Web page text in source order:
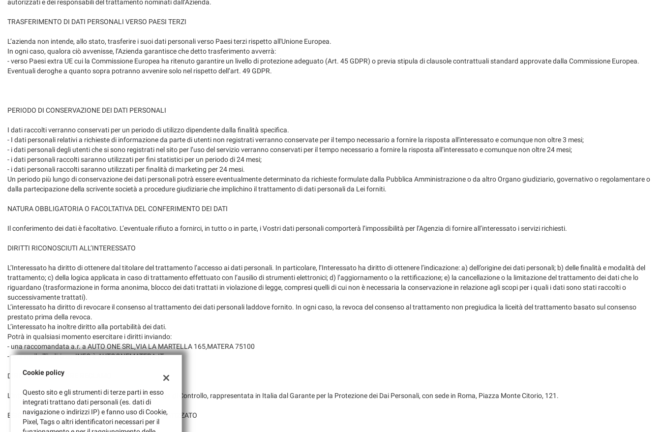
autorizzati e dei responsabili del trattamento nominati dall’Azienda.
TRASFERIMENTO DI DATI PERSONALI VERSO PAESI TERZI
L’azienda non intende, allo stato, trasferire i suoi dati personali verso Paesi terzi rispetto all'Unione Europea.
In ogni caso, qualora ciò avvenisse, l’Azienda garantisce che detto trasferimento avverrà:
- verso Paesi extra UE cui la Commissione Europea ha ritenuto garantire un livello di protezione adeguato (Art. 45 GDPR) o previa stipula di clausole contrattuali standard approvate dalla Commissione Europea.
Eventuali deroghe a quanto sopra potranno avvenire solo nel rispetto dell’art. 49 GDPR.
PERIODO DI CONSERVAZIONE DEI DATI PERSONALI
I dati raccolti verranno conservati per un periodo di utilizzo dipendente dalla finalità specifica.
- I dati personali relativi a richieste di informazione da parte di utenti non registrati verranno conservate per il tempo necessario a fornire la risposta all'interessato e comunque non oltre 3 mesi;
- i dati personali degli utenti che si sono registrati nel sito per l’uso del servizio verranno conservati per il tempo necessario a fornire la risposta all’interessato e comunque non oltre 24 mesi;
- i dati personali raccolti saranno utilizzati per fini statistici per un periodo di 24 mesi;
- i dati personali raccolti saranno utilizzati per finalità di marketing per 24 mesi.
Un periodo più lungo di conservazione dei dati personali potrà essere eventualmente determinato da richieste formulate dalla Pubblica Amministrazione o da altro Organo giudiziario, governativo o regolamentare o
dalla partecipazione della scrivente società a procedure giudiziarie che implichino il trattamento di dati personali da Lei forniti.
NATURA OBBLIGATORIA O FACOLTATIVA DEL CONFERIMENTO DEI DATI
Il conferimento dei dati è facoltativo. L’eventuale rifiuto a fornirci, in tutto o in parte, i Vostri dati personali comporterà l’impossibilità per l’Agenzia di fornire all’interessato i servizi richiesti.
DIRITTI RICONOSCIUTI ALL’INTERESSATO
L’Interessato ha diritto di ottenere dal titolare del trattamento l’accesso ai dati personali. In particolare, l’Interessato ha diritto di ottenere l’indicazione: a) dell’origine dei dati personali; b) delle finalità e modalità del
trattamento; c) della logica applicata in caso di trattamento effettuato con l’ausilio di strumenti elettronici; d) l’aggiornamento o la rettificazione; e) la cancellazione o la limitazione del trattamento dei dati che lo
riguardano (trasformazione in forma anonima, blocco dei dati trattati in violazione di legge, compresi quelli di cui non è necessaria la conservazione in relazione agli scopi per i quali i dati sono stati raccolti o
successivamente trattati).
L’interessato ha diritto di revocare il consenso al trattamento dei dati personali laddove fornito. In ogni caso, la revoca del consenso al trattamento non pregiudica la liceità del trattamento basato sul consenso
prestato prima della revoca.
L’interessato ha inoltre diritto alla portabilità dei dati.
Potrà in qualsiasi momento esercitare i diritti inviando:
- una raccomandata a.r. a AUTO ONE SRL,VIA LA MARTELLA 165,MATERA 75100
- una mail all’indirizzo: INFO à AUTOONEMATERA.IT
DIRITTO DI PROPORRE RECLAMO
L’interessato ha diritto di proporre reclamo all’Autorità di Controllo, rappresentata in Italia dal Garante per la Protezione dei Dai Personali, con sede in Roma, Piazza Monte Citorio, 121.
ESISTENZA DI UN PROCESSO DECISIONALE AUTOMATIZZATO
Cookie policy
Questo sito e gli strumenti di terze parti in esso
integrati trattano dati personali (es. dati di
navigazione o indirizzi IP) e fanno uso di Cookie,
Pixel, Tags o altri identificatori necessari per il